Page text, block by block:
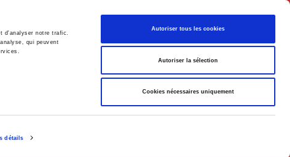
d'analyser notre trafic.
qui peuvent
détails
Autoriser tous les cookies
Autoriser la sélection
Cookies nécessaires uniquement
English
Politics